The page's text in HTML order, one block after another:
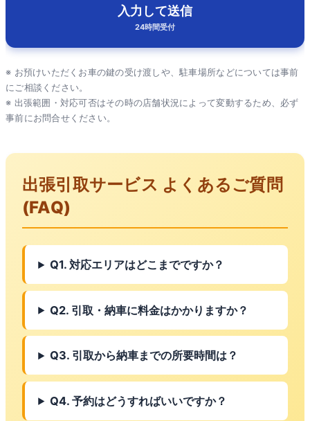
入力して送信
24時間受付
※ お預けいただくお車の鍵の受け渡しや、駐車場所などについては事前
にご相談ください。
※ 出張範囲・対応可否はその時の店舗状況によって変動するため、必ず
事前にお問合せください。
出張引取サービス よくあるご質問
(FAQ)
Q1. 対応エリアはどこまでですか？
Q2. 引取・納車に料金はかかりますか？
Q3. 引取から納車までの所要時間は？
Q4. 予約はどうすればいいですか？